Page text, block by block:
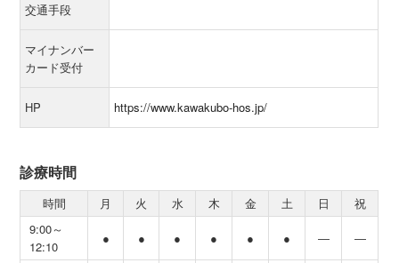
交通手段
マイナンバー
カード受付
HP https://www.kawakubo-hos.jp/
診療時間
時間 月 火 水 木 金 土 日
祝
9:00～
12:10
● ● ● ● ● ● ― ―